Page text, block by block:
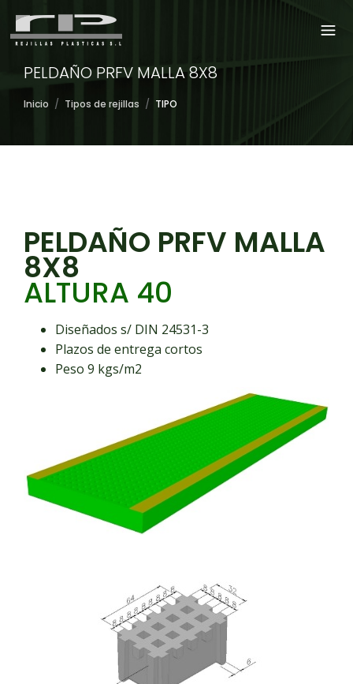
PELDAÑO PRFV MALLA 8X8
Inicio / Tipos de rejillas / TIPO
PELDAÑO PRFV MALLA
8X8
ALTURA 40
Diseñados s/ DIN 24531-3
Plazos de entrega cortos
Peso 9 kgs/m2